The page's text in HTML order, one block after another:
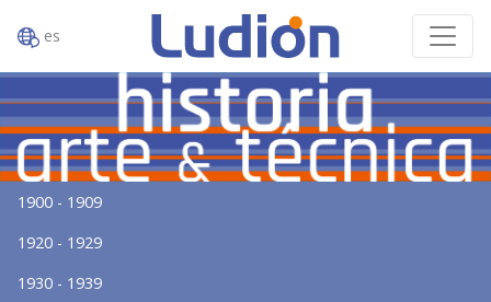
es
1900 - 1909
1920 - 1929
1930 - 1939